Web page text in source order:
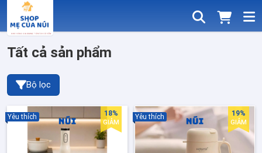
Tất cả sản phẩm
Bộ lọc
Yêu thích 18%
GIẢM
Yêu thích 19%
GIẢM